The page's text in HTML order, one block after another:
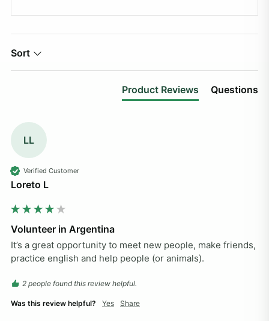
Sort
Product Reviews Questions
LL
Verified Customer
Loreto L
Volunteer in Argentina
It’s a great opportunity to meet new people, make friends,
practice english and help people (or animals).
2 people found this review helpful.
Was this review helpful? Yes Share